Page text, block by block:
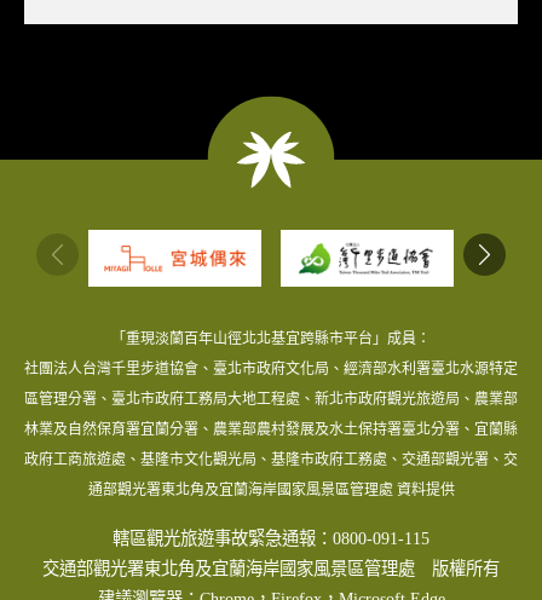
「重現淡蘭百年山徑北北基宜跨縣市平台」成員：
社團法人台灣千里步道協會、臺北市政府文化局、經濟部水利署臺北水源特定
區管理分署、臺北市政府工務局大地工程處、新北市政府觀光旅遊局、農業部
林業及自然保育署宜蘭分署、農業部農村發展及水土保持署臺北分署、宜蘭縣
政府工商旅遊處、基隆市文化觀光局、基隆市政府工務處、交通部觀光署、交
通部觀光署東北角及宜蘭海岸國家風景區管理處 資料提供
轄區觀光旅遊事故緊急通報：0800-091-115
交通部觀光署東北角及宜蘭海岸國家風景區管理處 版權所有